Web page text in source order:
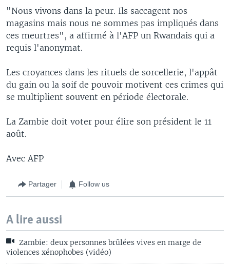
"Nous vivons dans la peur. Ils saccagent nos
magasins mais nous ne sommes pas impliqués dans
ces meurtres", a affirmé à l'AFP un Rwandais qui a
requis l'anonymat.
Les croyances dans les rituels de sorcellerie, l'appât
du gain ou la soif de pouvoir motivent ces crimes qui
se multiplient souvent en période électorale.
La Zambie doit voter pour élire son président le 11
août.
Avec AFP
Partager Follow us
A lire aussi
Zambie: deux personnes brûlées vives en marge de
violences xénophobes (vidéo)